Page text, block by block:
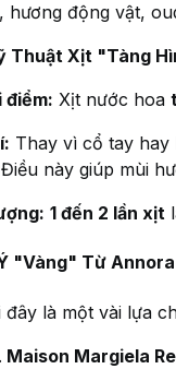
hương động vật,
Thuật Xịt "Tàng
điểm: Xịt nước hoa
Thay vì cổ tay
này giúp mùi
1 đến 2 lần xịt
"Vàng" Từ
đây là một vài lựa
Maison Margiela